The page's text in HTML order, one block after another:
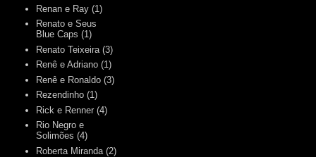
Renan e Ray (1)
Renato e Seus
Blue Caps (1)
Renato Teixeira (3)
Renê e Adriano (1)
Renê e Ronaldo (3)
Rezendinho (1)
Rick e Renner (4)
Rio Negro e
Solimões (4)
Roberta Miranda (2)